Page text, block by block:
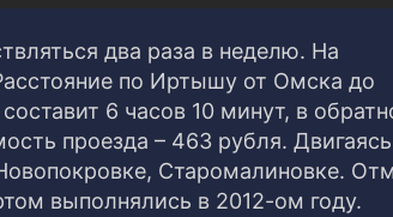
два раза в неделю. На
по Иртышу от Омска до
6 часов 10 минут, в
проезда – 463 рубля.
Старомалиновке.
выполнялись в 2012-ом году.